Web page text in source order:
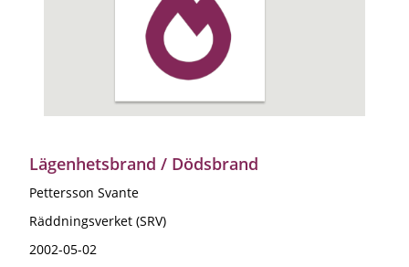
Lägenhetsbrand / Dödsbrand
Pettersson Svante
Räddningsverket (SRV)
2002-05-02